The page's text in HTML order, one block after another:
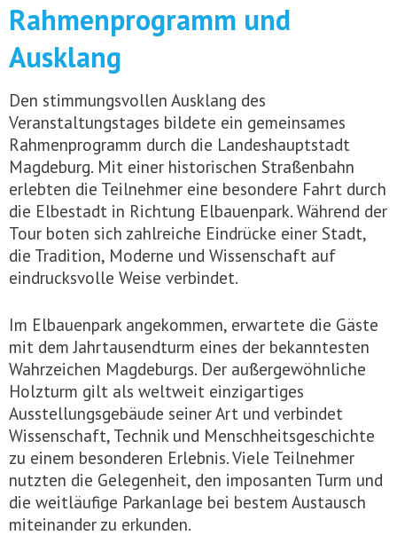
Rahmenprogramm und
Ausklang
Den stimmungsvollen Ausklang des
Veranstaltungstages bildete ein gemeinsames
Rahmenprogramm durch die Landeshauptstadt
Magdeburg. Mit einer historischen Straßenbahn
erlebten die Teilnehmer eine besondere Fahrt durch
die Elbestadt in Richtung Elbauenpark. Während der
Tour boten sich zahlreiche Eindrücke einer Stadt,
die Tradition, Moderne und Wissenschaft auf
eindrucksvolle Weise verbindet.
Im Elbauenpark angekommen, erwartete die Gäste
mit dem Jahrtausendturm eines der bekanntesten
Wahrzeichen Magdeburgs. Der außergewöhnliche
Holzturm gilt als weltweit einzigartiges
Ausstellungsgebäude seiner Art und verbindet
Wissenschaft, Technik und Menschheitsgeschichte
zu einem besonderen Erlebnis. Viele Teilnehmer
nutzten die Gelegenheit, den imposanten Turm und
die weitläufige Parkanlage bei bestem Austausch
miteinander zu erkunden.